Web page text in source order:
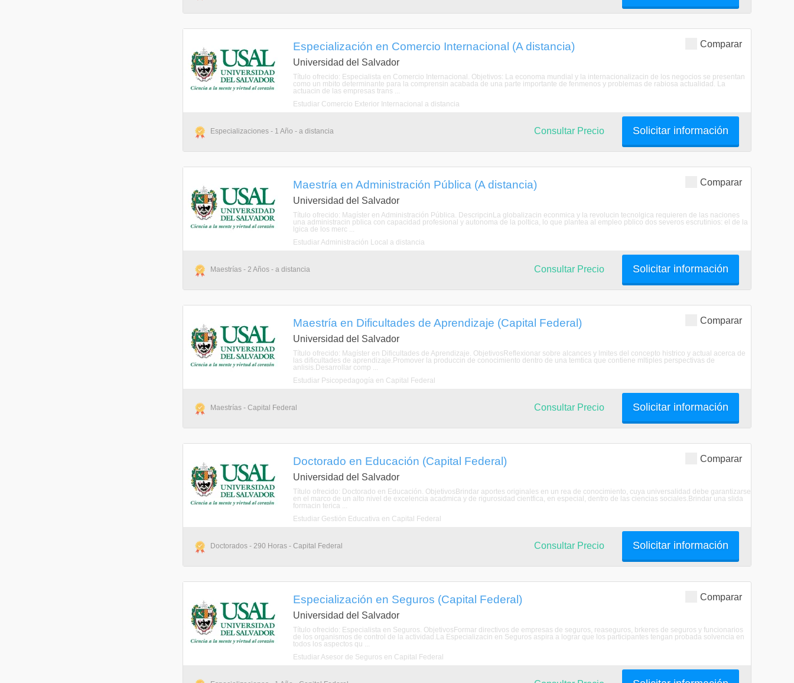
Comparar
Especialización en Comercio Internacional (A distancia)
Universidad del Salvador
Título ofrecido: Especialista en Comercio Internacional. Objetivos: La economa mundial y la internacionalizacin de los negocios se presentan
como un mbito determinante para la comprensin acabada de una parte importante de fenmenos y problemas de rabiosa actualidad. La
actuacin de las empresas trans ...
Estudiar Comercio Exterior Internacional a distancia
Especializaciones - 1 Año - a distancia Solicitar información
Consultar Precio
Comparar
Maestría en Administración Pública (A distancia)
Universidad del Salvador
Título ofrecido: Magíster en Administración Pública. DescripcinLa globalizacin econmica y la revolucin tecnolgica requieren de las naciones
una administracin pblica con capacidad profesional y autonoma de la poltica, lo que plantea al empleo pblico dos severos escrutinios: el de la
lgica de los merc ...
Estudiar Administración Local a distancia
Maestrías - 2 Años - a distancia Solicitar información
Consultar Precio
Comparar
Maestría en Dificultades de Aprendizaje (Capital Federal)
Universidad del Salvador
Título ofrecido: Magíster en Dificultades de Aprendizaje. ObjetivosReflexionar sobre alcances y lmites del concepto histrico y actual acerca de
las dificultades de aprendizaje.Promover la produccin de conocimiento dentro de una temtica que contiene mltiples perspectivas de
anlisis.Desarrollar comp ...
Estudiar Psicopedagogía en Capital Federal
Maestrías - Capital Federal Solicitar información
Consultar Precio
Comparar
Doctorado en Educación (Capital Federal)
Universidad del Salvador
Título ofrecido: Doctorado en Educación. ObjetivosBrindar aportes originales en un rea de conocimiento, cuya universalidad debe garantizarse
en el marco de un alto nivel de excelencia acadmica y de rigurosidad cientfica, en especial, dentro de las ciencias sociales.Brindar una slida
formacin terica ...
Estudiar Gestión Educativa en Capital Federal
Doctorados - 290 Horas - Capital Federal Solicitar información
Consultar Precio
Comparar
Especialización en Seguros (Capital Federal)
Universidad del Salvador
Título ofrecido: Especialista en Seguros. ObjetivosFormar directivos de empresas de seguros, reaseguros, brkeres de seguros y funcionarios
de los organismos de control de la actividad.La Especializacin en Seguros aspira a lograr que los participantes tengan probada solvencia en
todos los aspectos qu ...
Estudiar Asesor de Seguros en Capital Federal